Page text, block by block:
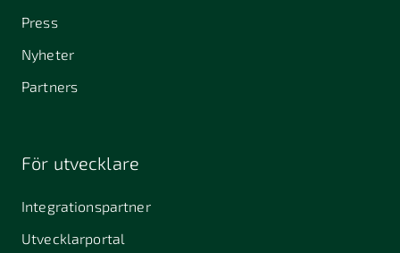
Press
Nyheter
Partners
För utvecklare
Integrationspartner
Utvecklarportal